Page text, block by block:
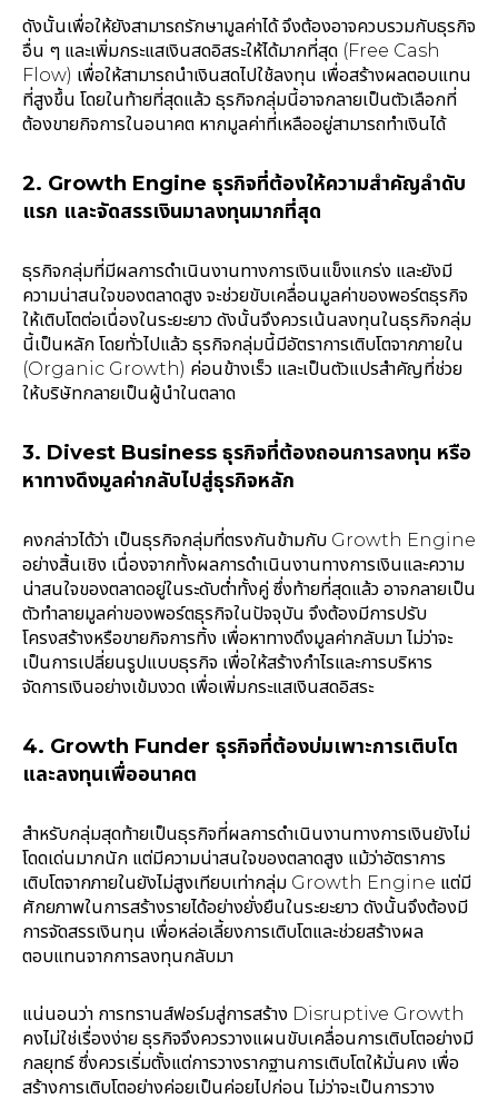
ดังนั้นเพื่อให้ยังสามารถรักษามูลค่าได้ จึงต้องอาจควบรวมกับธุรกิจ
อื่น ๆ และเพิ่มกระแสเงินสดอิสระให้ได้มากที่สุด (Free Cash
Flow) เพื่อให้สามารถนำเงินสดไปใช้ลงทุน เพื่อสร้างผลตอบแทน
ที่สูงขึ้น โดยในท้ายที่สุดแล้ว ธุรกิจกลุ่มนี้อาจกลายเป็นตัวเลือกที่
ต้องขายกิจการในอนาคต หากมูลค่าที่เหลืออยู่สามารถทำเงินได้
2. Growth Engine ธุรกิจที่ต้องให้ความสำคัญลำดับ
แรก และจัดสรรเงินมาลงทุนมากที่สุด
ธุรกิจกลุ่มที่มีผลการดำเนินงานทางการเงินแข็งแกร่ง และยังมี
ความน่าสนใจของตลาดสูง จะช่วยขับเคลื่อนมูลค่าของพอร์ตธุรกิจ
ให้เติบโตต่อเนื่องในระยะยาว ดังนั้นจึงควรเน้นลงทุนในธุรกิจกลุ่ม
นี้เป็นหลัก โดยทั่วไปแล้ว ธุรกิจกลุ่มนี้มีอัตราการเติบโตจากภายใน
(Organic Growth) ค่อนข้างเร็ว และเป็นตัวแปรสำคัญที่ช่วย
ให้บริษัทกลายเป็นผู้นำในตลาด
3. Divest Business ธุรกิจที่ต้องถอนการลงทุน หรือ
หาทางดึงมูลค่ากลับไปสู่ธุรกิจหลัก
คงกล่าวได้ว่า เป็นธุรกิจกลุ่มที่ตรงกันข้ามกับ Growth Engine
อย่างสิ้นเชิง เนื่องจากทั้งผลการดำเนินงานทางการเงินและความ
น่าสนใจของตลาดอยู่ในระดับต่ำทั้งคู่ ซึ่งท้ายที่สุดแล้ว อาจกลายเป็น
ตัวทำลายมูลค่าของพอร์ตธุรกิจในปัจจุบัน จึงต้องมีการปรับ
โครงสร้างหรือขายกิจการทิ้ง เพื่อหาทางดึงมูลค่ากลับมา ไม่ว่าจะ
เป็นการเปลี่ยนรูปแบบธุรกิจ เพื่อให้สร้างกำไรและการบริหาร
จัดการเงินอย่างเข้มงวด เพื่อเพิ่มกระแสเงินสดอิสระ
4. Growth Funder ธุรกิจที่ต้องบ่มเพาะการเติบโต
และลงทุนเพื่ออนาคต
สำหรับกลุ่มสุดท้ายเป็นธุรกิจที่ผลการดำเนินงานทางการเงินยังไม่
โดดเด่นมากนัก แต่มีความน่าสนใจของตลาดสูง แม้ว่าอัตราการ
เติบโตจากภายในยังไม่สูงเทียบเท่ากลุ่ม Growth Engine แต่มี
ศักยภาพในการสร้างรายได้อย่างยั่งยืนในระยะยาว ดังนั้นจึงต้องมี
การจัดสรรเงินทุน เพื่อหล่อเลี้ยงการเติบโตและช่วยสร้างผล
ตอบแทนจากการลงทุนกลับมา
แน่นอนว่า การทรานส์ฟอร์มสู่การสร้าง Disruptive Growth
คงไม่ใช่เรื่องง่าย ธุรกิจจึงควรวางแผนขับเคลื่อนการเติบโตอย่างมี
กลยุทธ์ ซึ่งควรเริ่มตั้งแต่การวางรากฐานการเติบโตให้มั่นคง เพื่อ
สร้างการเติบโตอย่างค่อยเป็นค่อยไปก่อน ไม่ว่าจะเป็นการวาง